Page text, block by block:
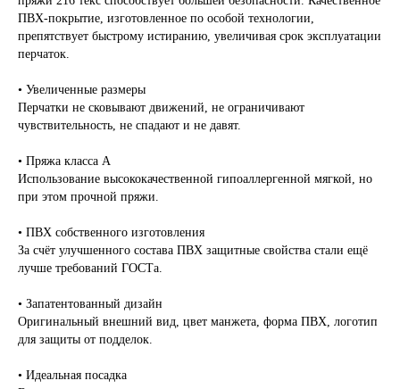
ПВХ-покрытие, изготовленное по особой технологии,
препятствует быстрому истиранию, увеличивая срок эксплуатации
перчаток.
• Увеличенные размеры
Перчатки не сковывают движений, не ограничивают
чувствительность, не спадают и не давят.
• Пряжа класса А
Использование высококачественной гипоаллергенной мягкой, но
при этом прочной пряжи.
• ПВХ собственного изготовления
За счёт улучшенного состава ПВХ защитные свойства стали ещё
лучше требований ГОСТа.
• Запатентованный дизайн
Оригинальный внешний вид, цвет манжета, форма ПВХ, логотип
для защиты от подделок.
• Идеальная посадка